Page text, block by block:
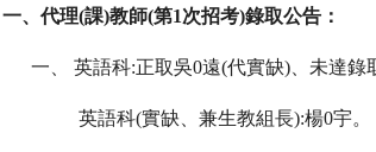
一、代理(課)教師(第1次招考)錄取公告：
一、 英語科:正取吳0遠(代實缺) 、未達錄
英語科(實缺、兼生教組長):楊0宇。